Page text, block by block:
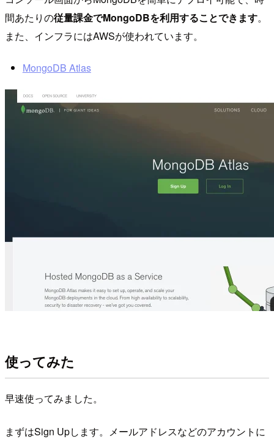
間あたりの従量課金でMongoDBを利用することできます。
また、インフラにはAWSが使われています。
MongoDB Atlas
使ってみた
早速使ってみました。
まずはSign Upします。メールアドレスなどのアカウントに